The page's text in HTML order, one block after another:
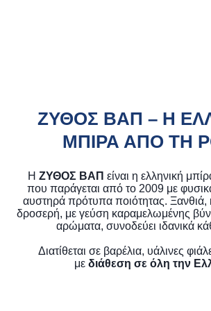
ΖΥΘΟΣ ΒΑΠ – Η
ΜΠΙΡΑ ΑΠΟ ΤΗ
Η ΖΥΘΟΣ ΒΑΠ είναι η ελληνική
που παράγεται από το 2009 με
αυστηρά πρότυπα ποιότητας. Ξανθιά,
δροσερή, με γεύση καραμελωμένης
αρώματα, συνοδεύει ιδανικά
Διατίθεται σε βαρέλια, υάλινες
με διάθεση σε όλη την